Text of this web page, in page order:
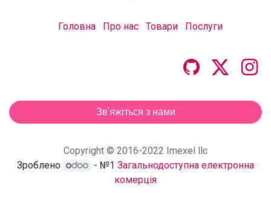
Головна Про нас Товари Послуги
Зв'яжіться з нами
Copyright © 2016-2022 Imexel llc
Зроблено
- №1 Загальнодоступна електронна
комерція